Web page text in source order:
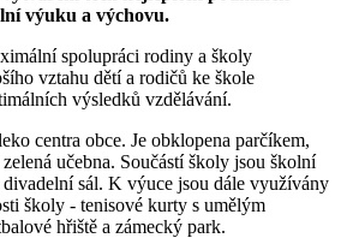
výuku a výchovu.
spolupráci rodiny a školy
vztahu dětí a rodičů ke škole
výsledků vzdělávání.
centra obce. Je obklopena parčíkem,
učebna. Součástí školy jsou školní
sál. K výuce jsou dále využívány
školy - tenisové kurty s umělým
hřiště a zámecký park.